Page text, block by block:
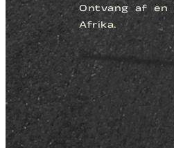
Ontvang af
Afrika.